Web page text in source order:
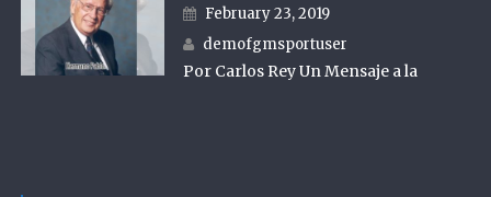
Posted on
February 23, 2019
Author
demofgmsportuser
Por Carlos Rey Un Mensaje a la